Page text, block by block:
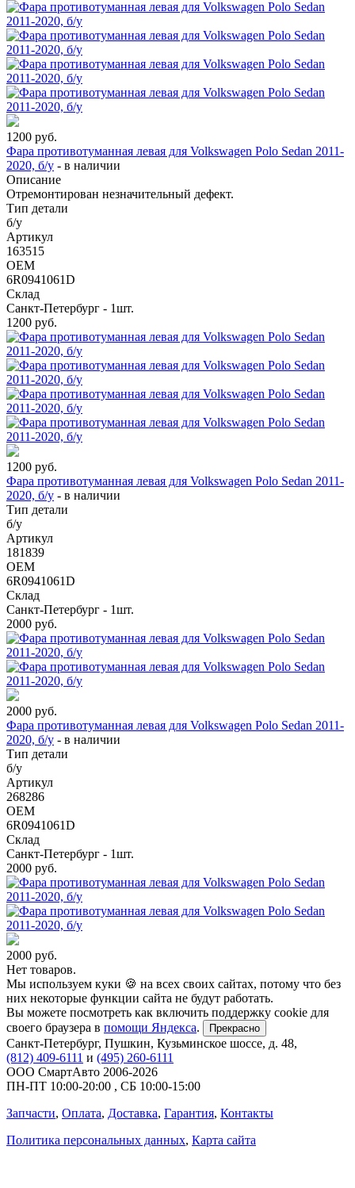
1200 руб.
Фара противотуманная левая для Volkswagen Polo Sedan 2011-
2020, б/у - в наличии
Описание
Отремонтирован незначительный дефект.
Тип детали
б/у
Артикул
163515
OEM
6R0941061D
Склад
Санкт-Петербург - 1шт.
1200 руб.
1200 руб.
Фара противотуманная левая для Volkswagen Polo Sedan 2011-
2020, б/у - в наличии
Тип детали
б/у
Артикул
181839
OEM
6R0941061D
Склад
Санкт-Петербург - 1шт.
2000 руб.
2000 руб.
Фара противотуманная левая для Volkswagen Polo Sedan 2011-
2020, б/у - в наличии
Тип детали
б/у
Артикул
268286
OEM
6R0941061D
Склад
Санкт-Петербург - 1шт.
2000 руб.
2000 руб.
Нет товаров.
Мы используем куки 🍪 на всех своих сайтах, потому что без
них некоторые функции сайта не будут работать.
Вы можете посмотреть как включить поддержку cookie для
своего браузера в помощи Яндекса. Прекрасно
Санкт-Петербург, Пушкин, Кузьминское шоссе, д. 48,
(812) 409-6111 и (495) 260-6111
ООО СмартАвто 2006-2026
ПН-ПТ 10:00-20:00 , СБ 10:00-15:00
Запчасти, Оплата, Доставка, Гарантия, Контакты
Политика персональных данных, Карта сайта